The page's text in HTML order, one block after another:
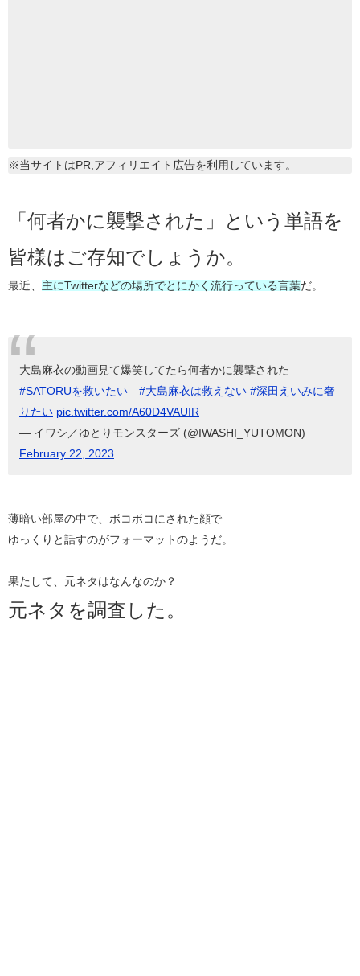
※当サイトはPR,アフィリエイト広告を利用しています。
「何者かに襲撃された」という単語を
皆様はご存知でしょうか。
最近、 主にTwitterなどの場所でとにかく流行っている言葉だ。
大島麻衣の動画見て爆笑してたら何者かに襲撃された
#SATORUを救いたい
#大島麻衣は救えない #深田えいみに奢
りたい pic.twitter.com/A60D4VAUIR
— イワシ／ゆとりモンスターズ (@IWASHI_YUTOMON)
February 22, 2023
薄暗い部屋の中で、ボコボコにされた顔で
ゆっくりと話すのがフォーマットのようだ。
果たして、元ネタはなんなのか？
元ネタを調査した。